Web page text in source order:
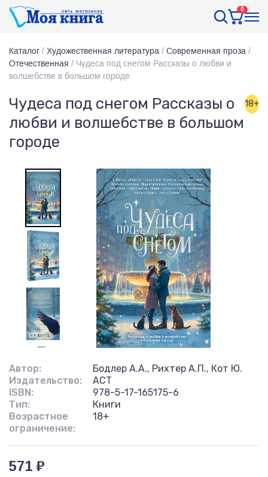
0
Каталог / Художественная литература / Современная проза /
Отечественная / Чудеса под снегом Рассказы о любви и
волшебстве в большом городе
Чудеса под снегом Рассказы о
любви и волшебстве в большом
городе
18+
Автор:
Бодлер А.А., Рихтер А.П., Кот Ю.
Издательство:
АСТ
ISBN:
978-5-17-165175-6
Тип:
Книги
Возрастное
ограничение:
18+
571 ₽